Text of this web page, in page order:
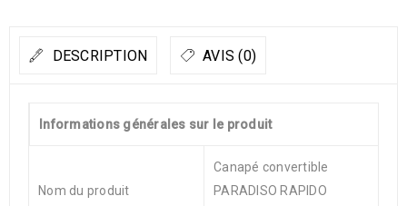
DESCRIPTION AVIS (0)
Informations générales sur le produit
Nom du produit
Canapé convertible
PARADISO RAPIDO